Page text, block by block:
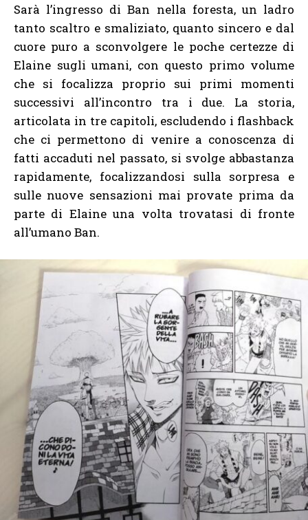
Sarà l’ingresso di Ban nella foresta, un ladro
tanto scaltro e smaliziato, quanto sincero e dal
cuore puro a sconvolgere le poche certezze di
Elaine sugli umani, con questo primo volume
che si focalizza proprio sui primi momenti
successivi all’incontro tra i due. La storia,
articolata in tre capitoli, escludendo i flashback
che ci permettono di venire a conoscenza di
fatti accaduti nel passato, si svolge abbastanza
rapidamente, focalizzandosi sulla sorpresa e
sulle nuove sensazioni mai provate prima da
parte di Elaine una volta trovatasi di fronte
all’umano Ban.